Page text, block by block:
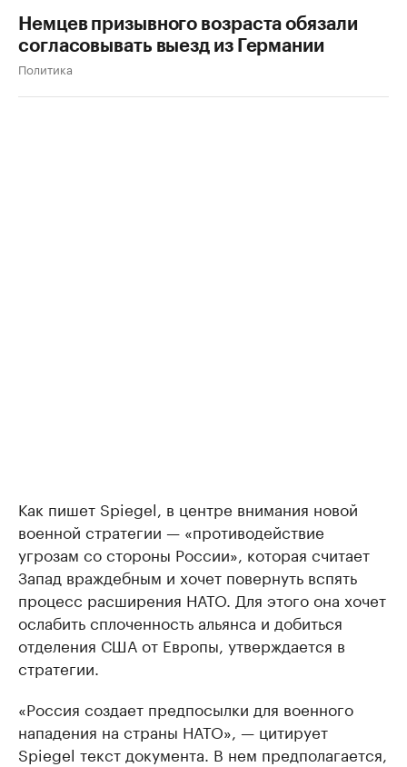
Немцев призывного возраста обязали
согласовывать выезд из Германии
Политика
Как пишет Spiegel, в центре внимания новой
военной стратегии — «противодействие
угрозам со стороны России», которая считает
Запад враждебным и хочет повернуть вспять
процесс расширения НАТО. Для этого она хочет
ослабить сплоченность альянса и добиться
отделения США от Европы, утверждается в
стратегии.
«Россия создает предпосылки для военного
нападения на страны НАТО», — цитирует
Spiegel текст документа. В нем предполагается,